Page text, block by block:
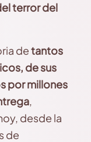
terror del
detantos
de sus
por millones
,
desde la
de